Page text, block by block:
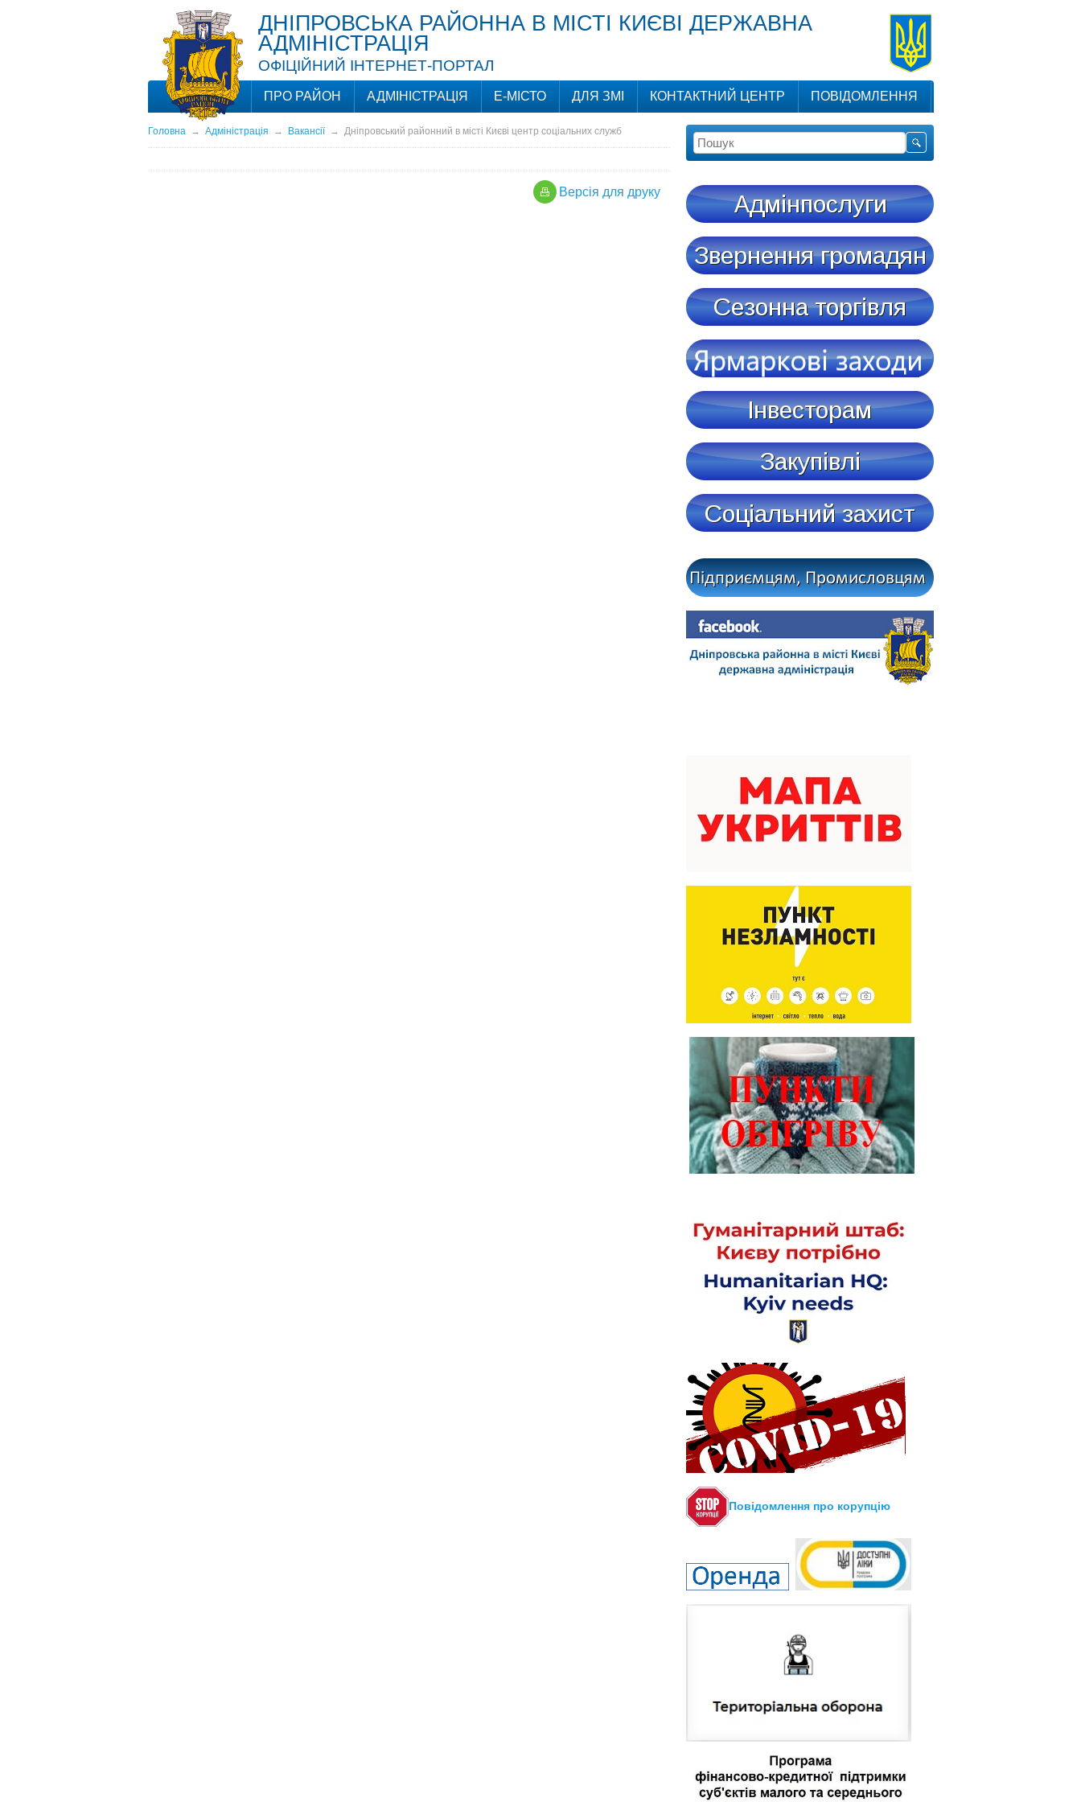
ДНІПРОВСЬКА РАЙОННА В МІСТІ КИЄВІ ДЕРЖАВНА
АДМІНІСТРАЦІЯ
ОФІЦІЙНИЙ ІНТЕРНЕТ-ПОРТАЛ
ПРО РАЙОН АДМІНІСТРАЦІЯ Е-МІСТО ДЛЯ ЗМІ КОНТАКТНИЙ ЦЕНТР ПОВІДОМЛЕННЯ
Головна→ Адміністрація → Вакансії→ Дніпровський районний в місті Києві центр соціальних служб
Версiя для друку
Повідомлення про корупцію